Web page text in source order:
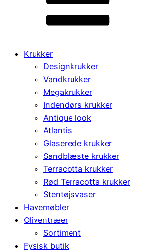
Krukker
Designkrukker
Vandkrukker
Megakrukker
Indendørs krukker
Antique look
Atlantis
Glaserede krukker
Sandblæste krukker
Terracotta krukker
Rød Terracotta krukker
Stentøjsvaser
Havemøbler
Oliventræer
Sortiment
Fysisk butik